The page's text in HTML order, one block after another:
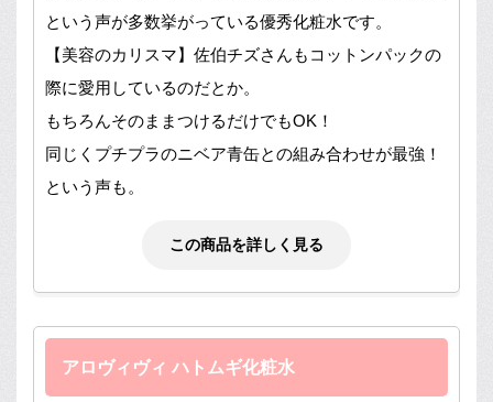
という声が多数挙がっている優秀化粧水です。
【美容のカリスマ】佐伯チズさんもコットンパックの
際に愛用しているのだとか。
もちろんそのままつけるだけでもOK！
同じくプチプラのニベア青缶との組み合わせが最強！
という声も。
この商品を詳しく見る
アロヴィヴィ ハトムギ化粧水